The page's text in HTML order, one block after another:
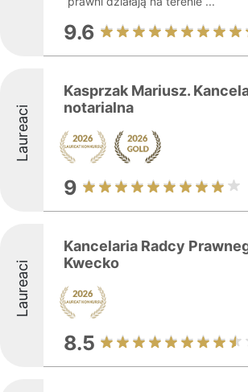
9.6
Laureaci
Kasprzak Mariusz.
notarialna
9
Laureaci
Kancelaria Radcy
Kwecko
8.5